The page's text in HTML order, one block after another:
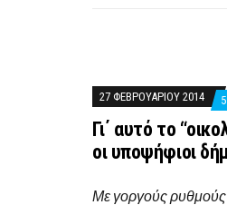
27 ΦΕΒΡΟΥΑΡΊΟΥ 2014 5
Γι΄ αυτό το
οι υποψήφιοι
Με γοργούς